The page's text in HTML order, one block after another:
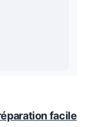
facile